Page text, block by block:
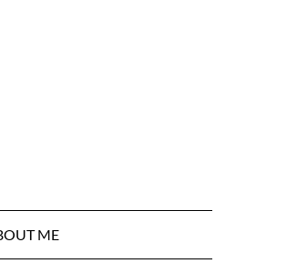
ME